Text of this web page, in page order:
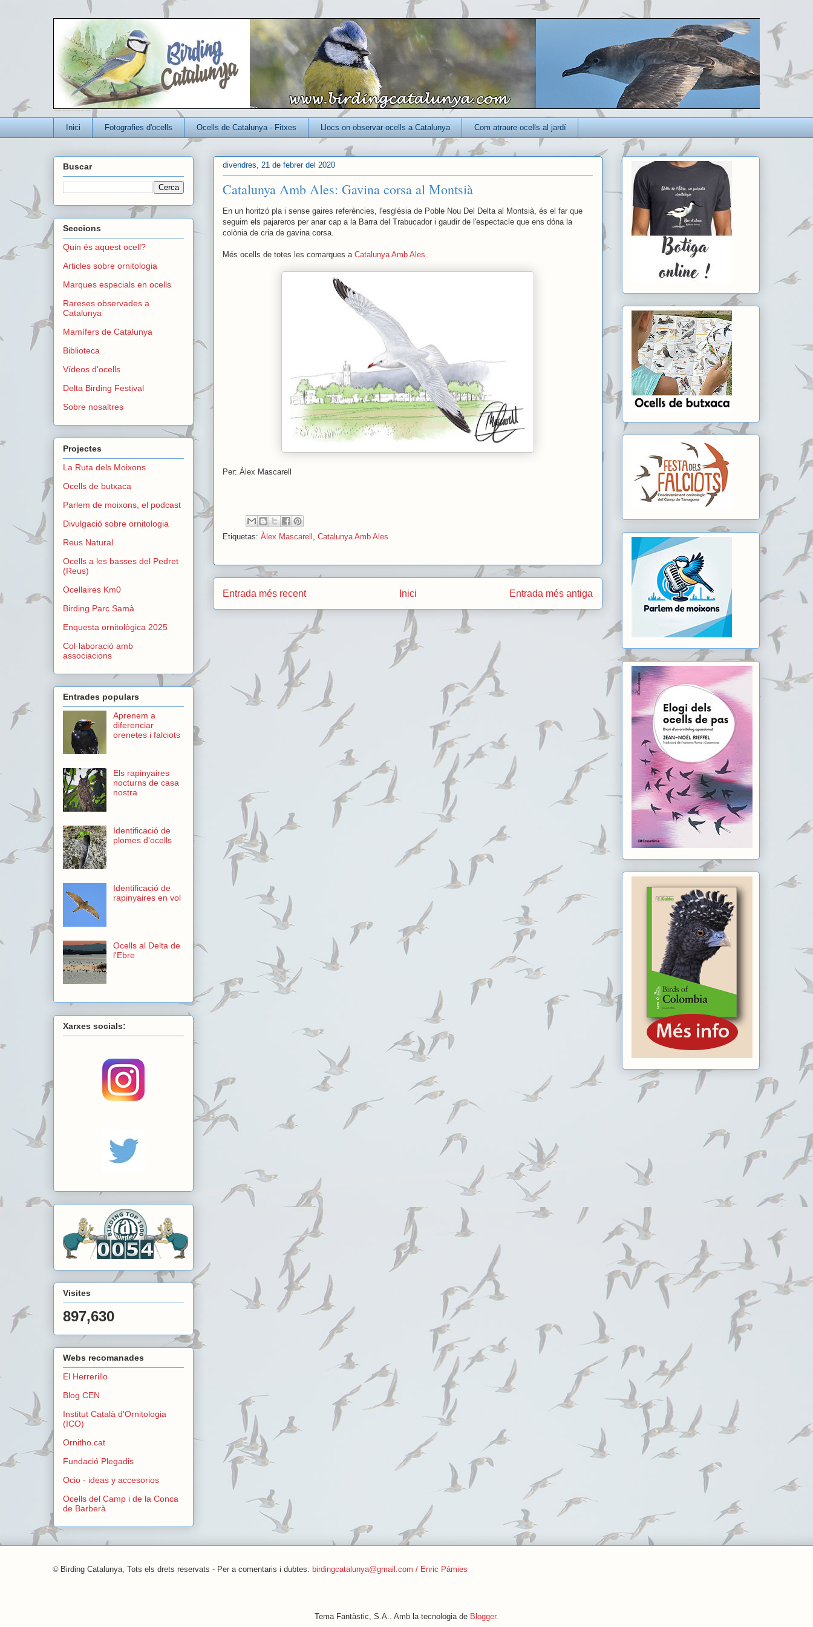
Un blog per conèixer millor els ocells que viuen a Catalunya
Inici Fotografies d'ocells Ocells de Catalunya - Fitxes Llocs on observar ocells a Catalunya Com atraure ocells al jardí
divendres, 21 de febrer del 2020
Catalunya Amb Ales: Gavina corsa al Montsià
En un horitzó pla i sense gaires referències, l'església de Poble Nou Del Delta al Montsià, és el far que
seguim els pajareros per anar cap a la Barra del Trabucador i gaudir de l'espectacle que ens dóna la
colònia de cria de gavina corsa.
Més ocells de totes les comarques a Catalunya Amb Ales
Per: Àlex Mascarell
Etiquetas: Àlex Mascarell Catalunya Amb Ales
Entrada més recent Entrada més antiga
Inici
Buscar
Seccions
Quin és aquest ocell?
Articles sobre ornitologia
Marques especials en ocells
Rareses observades a
Catalunya
Mamífers de Catalunya
Biblioteca
Vídeos d'ocells
Delta Birding Festival
Sobre nosaltres
Projectes
La Ruta dels Moixons
Ocells de butxaca
Parlem de moixons, el podcast
Divulgació sobre ornitologia
Reus Natural
Ocells a les basses del Pedret
(Reus)
Ocellaires Km0
Birding Parc Samà
Enquesta ornitològica 2025
Col·laboració amb
associacions
Entrades populars
Aprenem a
diferenciar
orenetes i falciots
Els rapinyaires
nocturns de casa
nostra
Identificació de
plomes d'ocells
Identificació de
rapinyaires en vol
Ocells al Delta de
l'Ebre
Xarxes socials:
Visites
897,630
Webs recomanades
El Herrerillo
Blog CEN
Institut Català d'Ornitologia
(ICO)
Ornitho.cat
Fundació Plegadis
Ocio - ideas y accesorios
Ocells del Camp i de la Conca
de Barberà
© Birding Catalunya, Tots els drets reservats - Per a comentaris i dubtes: birdingcatalunya@gmail.com / Enric Pàmies
Tema Fantàstic, S.A.. Amb la tecnologia de Blogger.